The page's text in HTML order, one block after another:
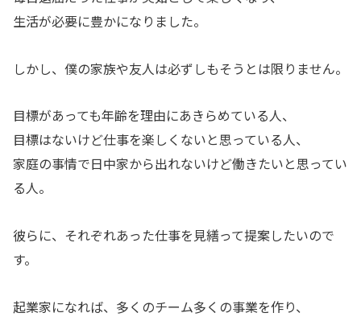
生活が必要に豊かになりました。
しかし、僕の家族や友人は必ずしもそうとは限りません。
目標があっても年齢を理由にあきらめている人、
目標はないけど仕事を楽しくないと思っている人、
家庭の事情で日中家から出れないけど働きたいと思ってい
る人。
彼らに、それぞれあった仕事を見繕って提案したいので
す。
起業家になれば、多くのチーム多くの事業を作り、